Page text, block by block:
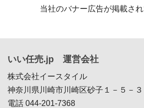
当社のバナー広告が掲載され
いい任売.jp 運営会社
株式会社イースタイル
神奈川県川崎市川崎区砂子１－５－３
電話 044-201-7368